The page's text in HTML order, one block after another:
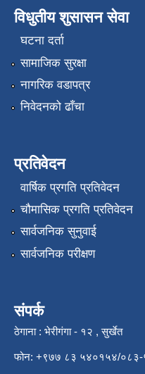
विधुतीय शुसासन सेवा
घटना दर्ता
सामाजिक सुरक्षा
नागरिक वडापत्र
निवेदनको ढाँचा
प्रतिवेदन
वार्षिक प्रगति प्रतिवेदन
चौमासिक प्रगति प्रतिवेदन
सार्वजनिक सुनुवाई
सार्वजनिक परीक्षण
संपर्क
ठेगाना : भेरीगंगा - १२ , सुर्खेत
फोन: +९७७ ८३ ५४०१५४/